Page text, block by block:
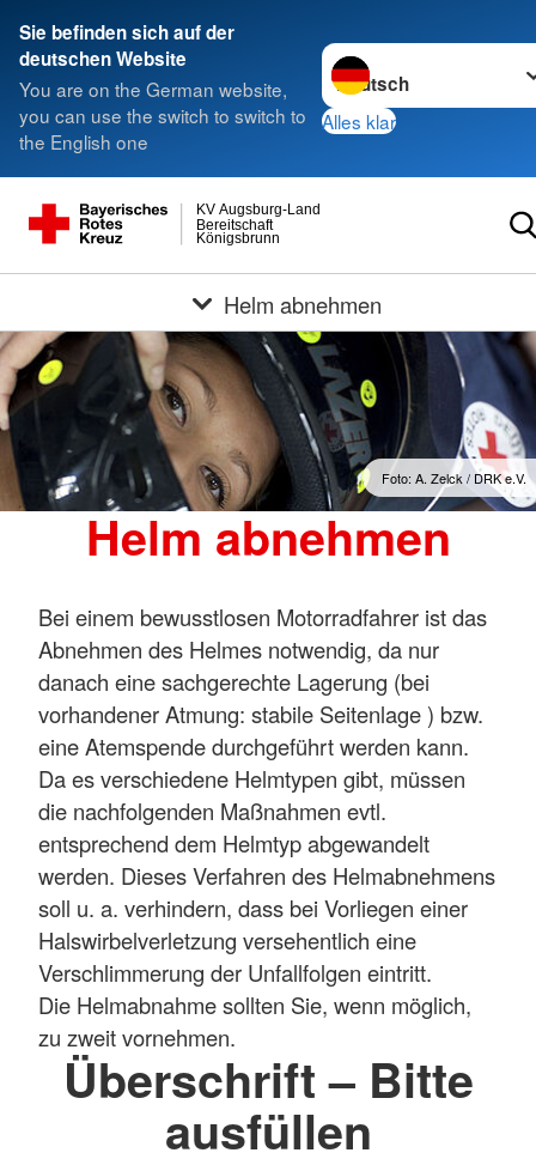
Sie befinden sich auf der
deutschen Website
You are on the German website,
you can use the switch to switch to
the English one
Sprache wechseln zu
Alles klar
Königsbrunn
Bereitschaft
KV Augsburg-Land
Helm abnehmen
Foto: A. Zelck / DRK e.V.
Helm abnehmen
Bei einem bewusstlosen Motorradfahrer ist das
Abnehmen des Helmes notwendig, da nur
danach eine sachgerechte Lagerung (bei
vorhandener Atmung: stabile Seitenlage ) bzw.
eine Atemspende durchgeführt werden kann.
Da es verschiedene Helmtypen gibt, müssen
die nachfolgenden Maßnahmen evtl.
entsprechend dem Helmtyp abgewandelt
werden. Dieses Verfahren des Helmabnehmens
soll u. a. verhindern, dass bei Vorliegen einer
Halswirbelverletzung versehentlich eine
Verschlimmerung der Unfallfolgen eintritt.
Die Helmabnahme sollten Sie, wenn möglich,
zu zweit vornehmen.
Überschrift – Bitte
ausfüllen